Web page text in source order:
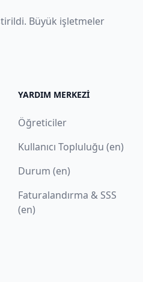
Büyük işletmeler
YARDIM MERKEZI
Öğreticiler
Kullanıcı Topluluğu (en)
Durum (en)
Faturalandırma & SSS
(en)